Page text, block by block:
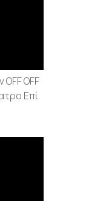
OFF
Επί